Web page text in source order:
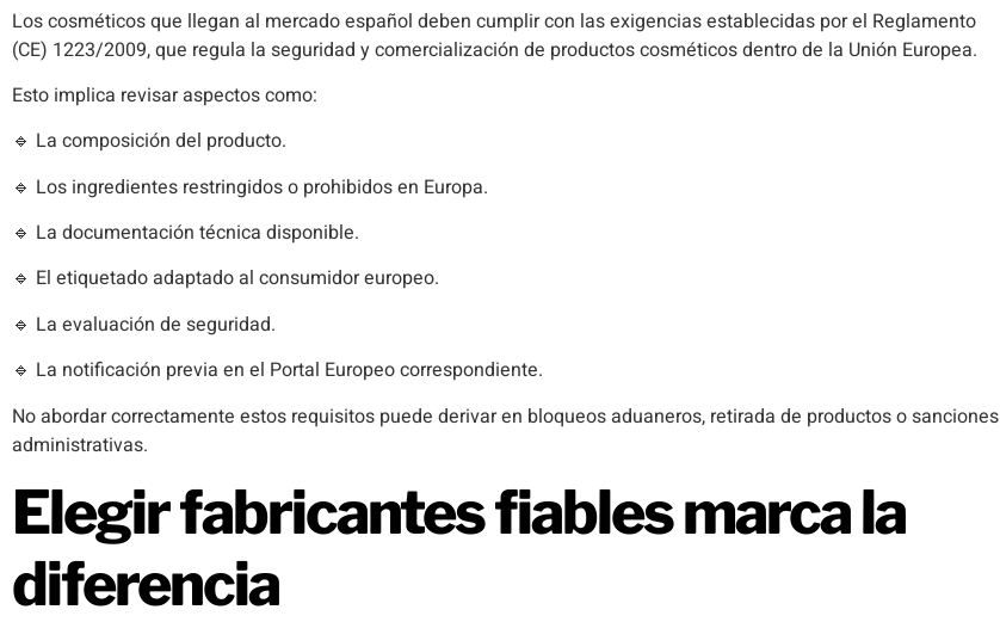
Los cosméticos que llegan al mercado español deben cumplir con las exigencias establecidas por el Reglamento
(CE) 1223/2009, que regula la seguridad y comercialización de productos cosméticos dentro de la Unión Europea.
Esto implica revisar aspectos como:
🔹 La composición del producto.
🔹 Los ingredientes restringidos o prohibidos en Europa.
🔹 La documentación técnica disponible.
🔹 El etiquetado adaptado al consumidor europeo.
🔹 La evaluación de seguridad.
🔹 La notificación previa en el Portal Europeo correspondiente.
No abordar correctamente estos requisitos puede derivar en bloqueos aduaneros, retirada de productos o sanciones
administrativas.
Elegir fabricantes fiables marca la
diferencia